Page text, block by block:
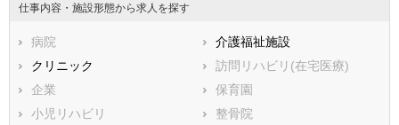
城陽市
向日市
長岡京市
八幡市
京田辺市
京丹後市
南丹市
木津川市
仕事内容・施設形態から求人を探す
病院
介護福祉施設
クリニック
訪問リハビリ(在宅医療)
企業
保育園
小児リハビリ
整骨院